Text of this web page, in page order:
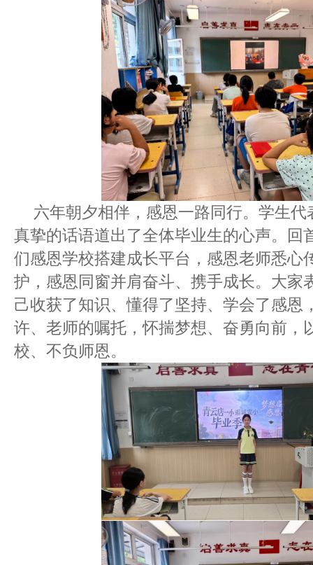
六年朝夕相伴，感恩一路同行。学生
真挚的话语道出了全体毕业生的心声。回
们感恩学校搭建成长平台，感恩老师悉心
护，感恩同窗并肩奋斗、携手成长。大家
己收获了知识、懂得了坚持、学会了感恩
许、老师的嘱托，怀揣梦想、奋勇向前，
校、不负师恩。